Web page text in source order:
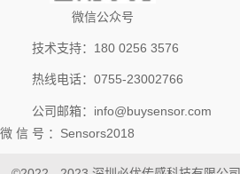
微信公众号
技术支持：180 0256 3576
热线电话：0755-23002766
公司邮箱：info@buysensor.com
微 信 号 ：Sensors2018